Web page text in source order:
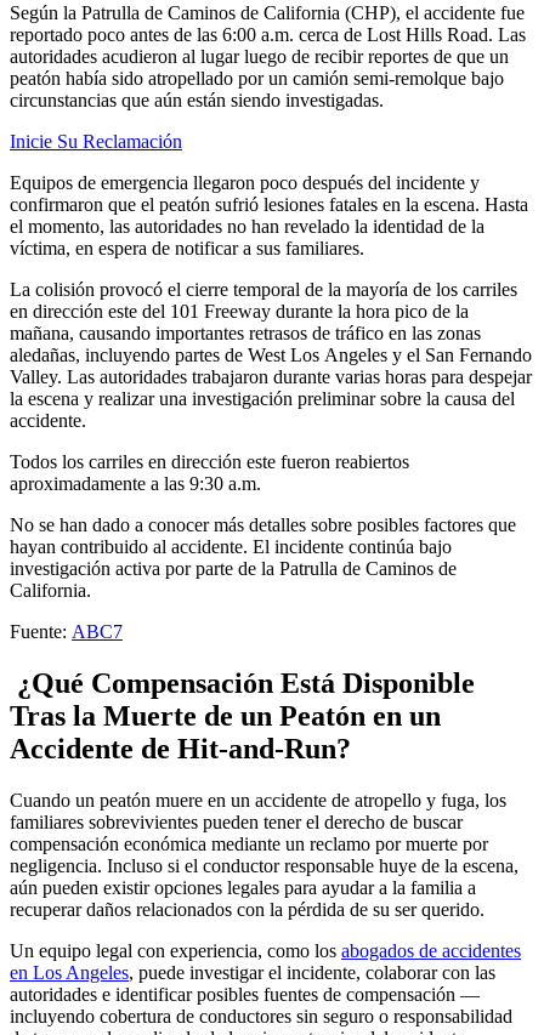
Según la Patrulla de Caminos de California (CHP), el accidente fue
reportado poco antes de las 6:00 a.m. cerca de Lost Hills Road. Las
autoridades acudieron al lugar luego de recibir reportes de que un
peatón había sido atropellado por un camión semi-remolque bajo
circunstancias que aún están siendo investigadas.
Inicie Su Reclamación
Equipos de emergencia llegaron poco después del incidente y
confirmaron que el peatón sufrió lesiones fatales en la escena. Hasta
el momento, las autoridades no han revelado la identidad de la
víctima, en espera de notificar a sus familiares.
La colisión provocó el cierre temporal de la mayoría de los carriles
en dirección este del 101 Freeway durante la hora pico de la
mañana, causando importantes retrasos de tráfico en las zonas
aledañas, incluyendo partes de West Los Angeles y el San Fernando
Valley. Las autoridades trabajaron durante varias horas para despejar
la escena y realizar una investigación preliminar sobre la causa del
accidente.
Todos los carriles en dirección este fueron reabiertos
aproximadamente a las 9:30 a.m.
No se han dado a conocer más detalles sobre posibles factores que
hayan contribuido al accidente. El incidente continúa bajo
investigación activa por parte de la Patrulla de Caminos de
California.
Fuente: ABC7
¿Qué Compensación Está Disponible
Tras la Muerte de un Peatón en un
Accidente de Hit-and-Run?
Cuando un peatón muere en un accidente de atropello y fuga, los
familiares sobrevivientes pueden tener el derecho de buscar
compensación económica mediante un reclamo por muerte por
negligencia. Incluso si el conductor responsable huye de la escena,
aún pueden existir opciones legales para ayudar a la familia a
recuperar daños relacionados con la pérdida de su ser querido.
Un equipo legal con experiencia, como los abogados de accidentes
en Los Angeles, puede investigar el incidente, colaborar con las
autoridades e identificar posibles fuentes de compensación —
incluyendo cobertura de conductores sin seguro o responsabilidad